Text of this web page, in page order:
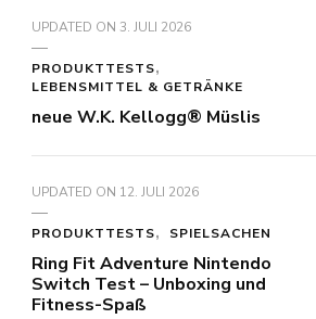
UPDATED ON 3. JULI 2026
PRODUKTTESTS
LEBENSMITTEL & GETRÄNKE
neue W.K. Kellogg® Müslis
UPDATED ON 12. JULI 2026
PRODUKTTESTS SPIELSACHEN
Ring Fit Adventure Nintendo
Switch Test – Unboxing und
Fitness-Spaß